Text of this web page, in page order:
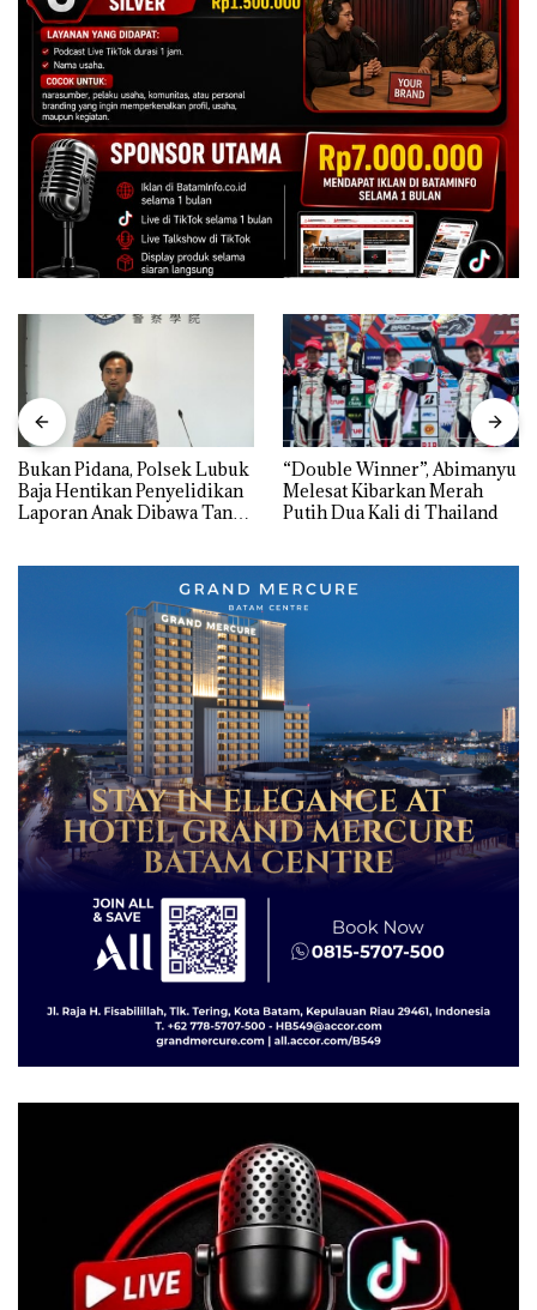
Bukan Pidana, Polsek Lubuk
Baja Hentikan Penyelidikan
Laporan Anak Dibawa Tanpa
“Double Winner”, Abimanyu
Melesat Kibarkan Merah
Putih Dua Kali di Thailand